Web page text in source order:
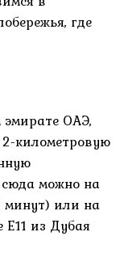
где
ОАЭ,
километровую
можно на
минут) или на
из Дубая